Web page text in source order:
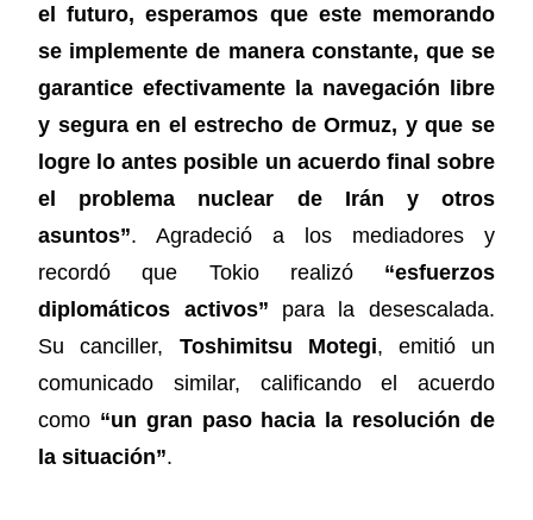
el futuro, esperamos que este memorando
se implemente de manera constante, que se
garantice efectivamente la navegación libre
y segura en el estrecho de Ormuz, y que se
logre lo antes posible un acuerdo final sobre
el problema nuclear de Irán y otros
asuntos”. Agradeció a los mediadores y
recordó que Tokio realizó “esfuerzos
diplomáticos activos” para la desescalada.
Su canciller, Toshimitsu Motegi, emitió un
comunicado similar, calificando el acuerdo
como “un gran paso hacia la resolución de
la situación”.